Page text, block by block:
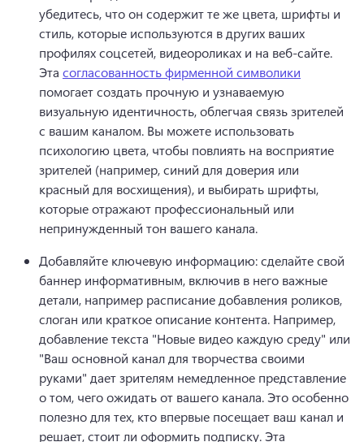
убедитесь, что он содержит те же цвета, шрифты и
стиль, которые используются в других ваших
Эта согласованность фирменной символики
помогает создать прочную и узнаваемую
визуальную идентичность, облегчая связь зрителей
с вашим каналом. Вы можете использовать
психологию цвета, чтобы повлиять на восприятие
зрителей (например, синий для доверия или
красный для восхищения), и выбирать шрифты,
которые отражают профессиональный или
непринужденный тон вашего канала.
Добавляйте ключевую информацию: сделайте свой
баннер информативным, включив в него важные
детали, например расписание добавления роликов,
слоган или краткое описание контента. Например,
добавление текста "Новые видео каждую среду" или
"Ваш основной канал для творчества своими
руками" дает зрителям немедленное представление
о том, чего ожидать от вашего канала. Это особенно
полезно для тех, кто впервые посещает ваш канал и
решает, стоит ли оформить подписку. Эта